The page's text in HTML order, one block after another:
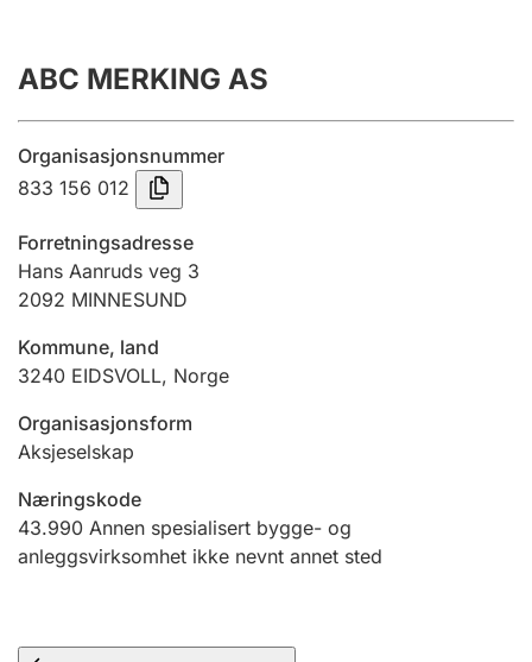
Årsregnskap
Innsending og forsinkelsesgebyr
Tinglysing
Jeger
Ektepaktveileder
Offentlig sektor
ABC MERKING AS
Organisasjonsnummer
833 156 012
Forretningsadresse
Hans Aanruds veg 3
2092 MINNESUND
Kommune, land
3240 EIDSVOLL, Norge
Organisasjonsform
Aksjeselskap
Næringskode
43.990 Annen spesialisert bygge- og
anleggsvirksomhet ikke nevnt annet sted